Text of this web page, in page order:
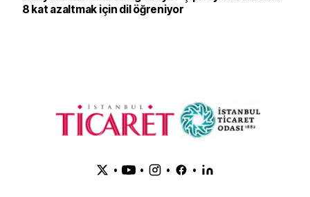
8 kat azaltmak için dil öğreniyor
• • • •